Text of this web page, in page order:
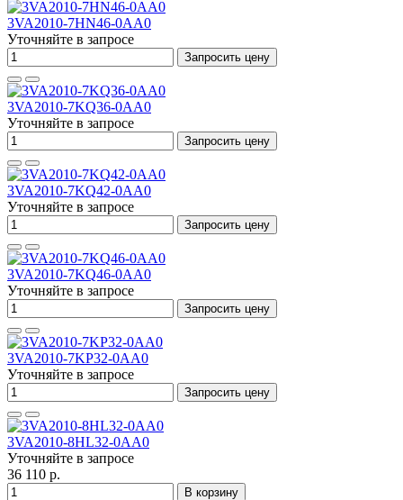
3VA2010-7HN46-0AA0
Уточняйте в запросе
Запросить цену
3VA2010-7KQ36-0AA0
Уточняйте в запросе
Запросить цену
3VA2010-7KQ42-0AA0
Уточняйте в запросе
Запросить цену
3VA2010-7KQ46-0AA0
Уточняйте в запросе
Запросить цену
3VA2010-7KP32-0AA0
Уточняйте в запросе
Запросить цену
3VA2010-8HL32-0AA0
Уточняйте в запросе
36 110 р.
В корзину